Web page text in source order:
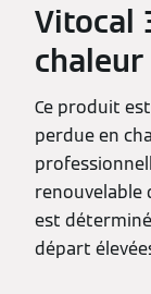
Vitocal
Ce produit
perdue en
renouvelable
est
départ